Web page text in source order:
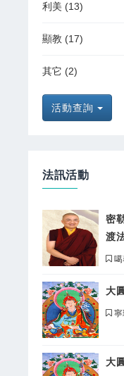
利美 (13)
顯教 (17)
其它 (2)
活動查詢
法訊活動
密
渡
噶
大
大